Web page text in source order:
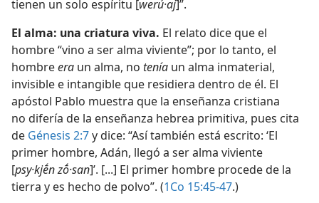
tienen un solo espíritu [werú·aj]”.
El alma: una criatura viva. El relato dice que el
hombre “vino a ser alma viviente”; por lo tanto, el
hombreera un alma, no tenía un alma inmaterial,
invisible e intangible que residiera dentro de él. El
apóstol Pablo muestra que la enseñanza cristiana
no difería de la enseñanza hebrea primitiva, pues cita
de Génesis 2:7y dice: “Así también está escrito: ‘El
primer hombre, Adán, llegó a ser alma viviente
[psy·kjḗn zṓ·san]’. [...] El primer hombre procede de la
tierra y es hecho de polvo”. (1Co 15:45-47.)